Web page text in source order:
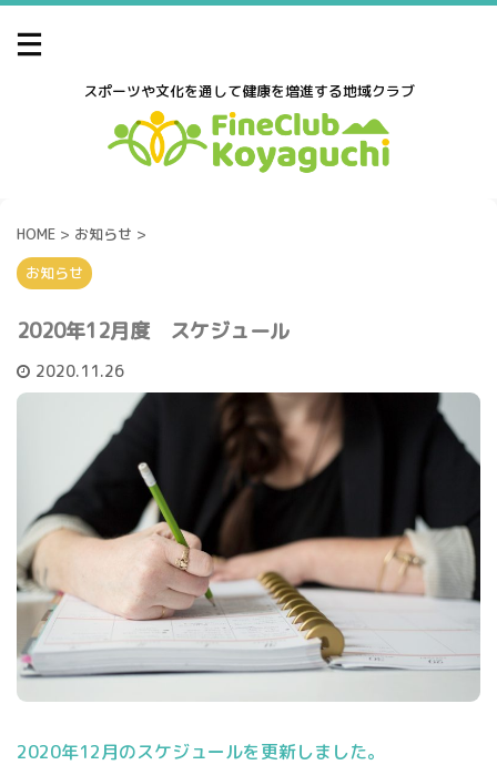
スポーツや文化を通して健康を増進する地域クラブ
HOME > お知らせ >
お知らせ
2020年12月度 スケジュール
2020.11.26
2020年12月のスケジュールを更新しました。